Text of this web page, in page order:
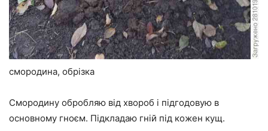
смородина, обрізка
Смородину обробляю від хвороб і підгодовую в
основному гноєм. Підкладаю гній під кожен кущ.